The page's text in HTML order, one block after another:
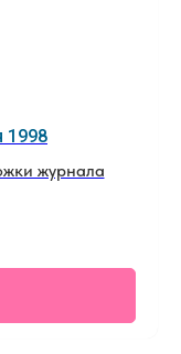
1998
журнала